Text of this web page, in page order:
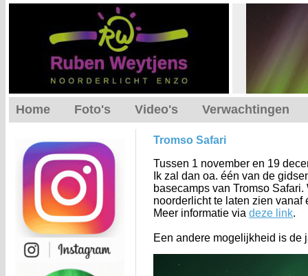
Tromso Safari
Tussen 1 november en 19
Ik zal dan oa. één van de
basecamps van Tromso
noorderlicht te laten zien vanaf
Meer informatie via deze link.
Een andere mogelijkheid is de
Home Foto's Video's Verwachtingen